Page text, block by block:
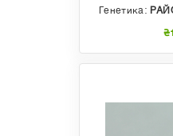
Генетика: